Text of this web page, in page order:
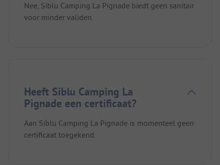
Nee, Siblu Camping La Pignade biedt geen sanitair
voor minder validen.
Heeft Siblu Camping La
Pignade een certificaat?
Aan Siblu Camping La Pignade is momenteel geen
certificaat toegekend.